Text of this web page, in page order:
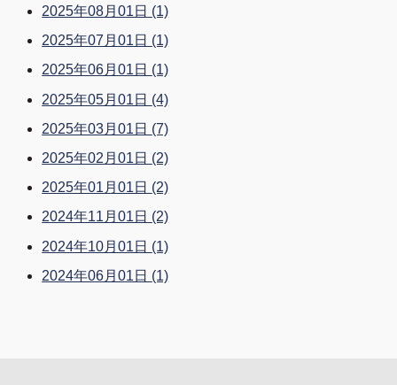
2025年08月01日 (1)
2025年07月01日 (1)
2025年06月01日 (1)
2025年05月01日 (4)
2025年03月01日 (7)
2025年02月01日 (2)
2025年01月01日 (2)
2024年11月01日 (2)
2024年10月01日 (1)
2024年06月01日 (1)